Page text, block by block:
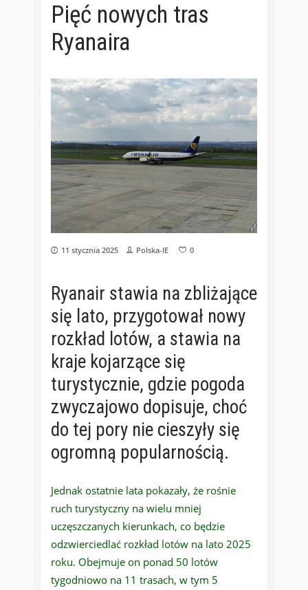
Pięć nowych tras
Ryanaira
11 stycznia 2025 Polska-IE 0
Ryanair stawia na zbliżające
się lato, przygotował nowy
rozkład lotów, a stawia na
kraje kojarzące się
turystycznie, gdzie pogoda
zwyczajowo dopisuje, choć
do tej pory nie cieszyły się
ogromną popularnością.
Jednak ostatnie lata pokazały, że rośnie
ruch turystyczny na wielu mniej
uczęszczanych kierunkach, co będzie
odzwierciedlać rozkład lotów na lato 2025
roku. Obejmuje on ponad 50 lotów
tygodniowo na 11 trasach, w tym 5